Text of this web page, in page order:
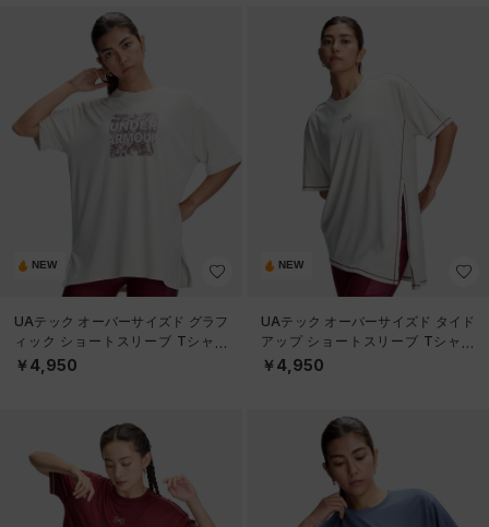
NEW
UAテック オーバーサイズド グラフ
ィック ショートスリーブ Tシャツ
（トレーニング/WOMEN）
￥4,950
NEW
UAテック オーバーサイズド タイド
アップ ショートスリーブ Tシャツ
（トレーニング/WOMEN）
￥4,950